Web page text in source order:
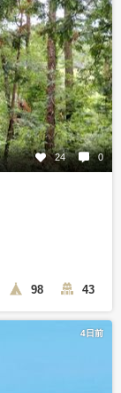
24 0
98 43
4日前